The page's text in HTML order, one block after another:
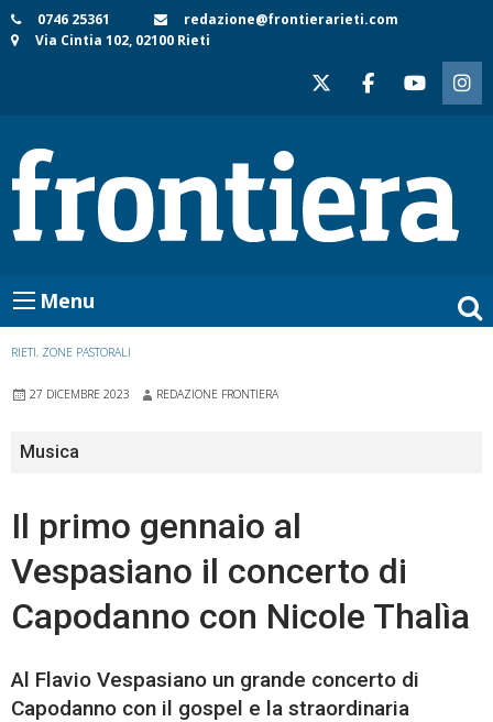
Skip
to
0746 25361
redazione@frontierarieti.com
Via Cintia 102, 02100 Rieti
Menu
RIETI, ZONE PASTORALI
27 DICEMBRE 2023 REDAZIONE FRONTIERA
Musica
Il primo gennaio al
Vespasiano il concerto di
Capodanno con Nicole Thalìa
Al Flavio Vespasiano un grande concerto di
Capodanno con il gospel e la straordinaria